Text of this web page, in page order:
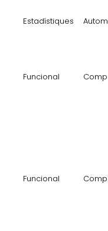
Estadístiques
Funcional
Funcional